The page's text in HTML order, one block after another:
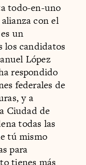
todo-en-uno
con el
un
los candidatos
López
respondido
federales de
y a
Ciudad de
todas las
tú mismo
para
tienes más